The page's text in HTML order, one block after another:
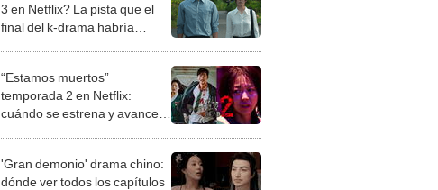
3 en Netflix? La pista que el
final del k-drama habría
“Estamos muertos”
temporada 2 en Netflix:
cuándo se estrena y avances
'Gran demonio' drama chino:
dónde ver todos los capítulos